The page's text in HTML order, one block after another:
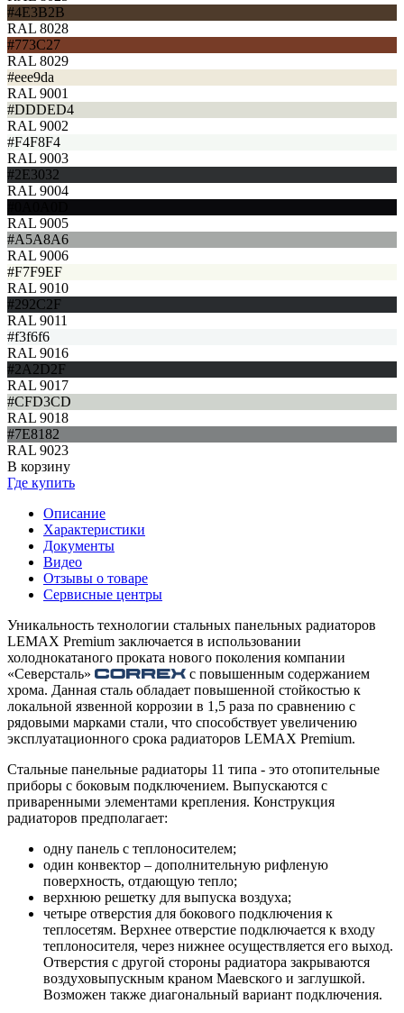
#4E3B2B
RAL 8028
#773C27
RAL 8029
#eee9da
RAL 9001
#DDDED4
RAL 9002
#F4F8F4
RAL 9003
#2E3032
RAL 9004
RAL 9005
#A5A8A6
RAL 9006
#F7F9EF
RAL 9010
#292C2F
RAL 9011
#f3f6f6
RAL 9016
#2A2D2F
RAL 9017
#CFD3CD
RAL 9018
#7E8182
RAL 9023
В корзину
Где купить
Описание
Характеристики
Документы
Видео
Отзывы о товаре
Сервисные центры
Уникальность технологии стальных панельных радиаторов
LEMAX Premium заключается в использовании
холоднокатаного проката нового поколения компании
«Северсталь»
с повышенным содержанием
хрома. Данная сталь обладает повышенной стойкостью к
локальной язвенной коррозии в 1,5 раза по сравнению с
рядовыми марками стали, что способствует увеличению
эксплуатационного срока радиаторов LEMAX Premium.
Стальные панельные радиаторы 11 типа - это отопительные
приборы с боковым подключением. Выпускаются с
приваренными элементами крепления. Конструкция
радиаторов предполагает:
одну панель с теплоносителем;
один конвектор – дополнительную рифленую
поверхность, отдающую тепло;
верхнюю решетку для выпуска воздуха;
четыре отверстия для бокового подключения к
теплосетям. Верхнее отверстие подключается к входу
теплоносителя, через нижнее осуществляется его выход.
Отверстия с другой стороны радиатора закрываются
воздуховыпускным краном Маевского и заглушкой.
Возможен также диагональный вариант подключения.